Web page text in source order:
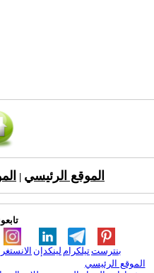
الموقع الرئيسي
لينكدإن تيلكرامبنترست
الموقع الرئيسي